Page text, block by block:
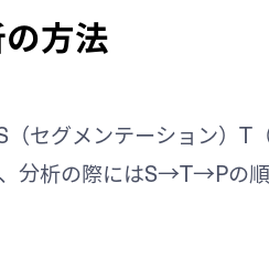
方法
（セグメンテーション）T
分析の際にはS→T→Pの順